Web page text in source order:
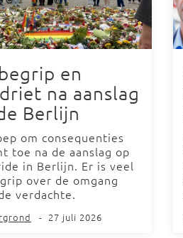
en
na aanslag
Berlijn
om consequenties
toe na de aanslag op
in Berlijn. Er is veel
over de omgang
verdachte.
- 27 juli 2026